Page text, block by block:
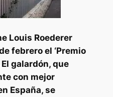
Louis Roederer
febrero el ‘Premio
El galardón, que
con mejor
España, se